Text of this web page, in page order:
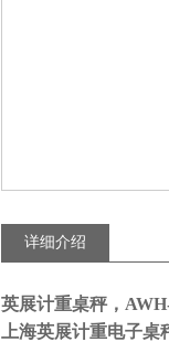
详细介绍
英展计重桌秤，
上海英展计重电子桌